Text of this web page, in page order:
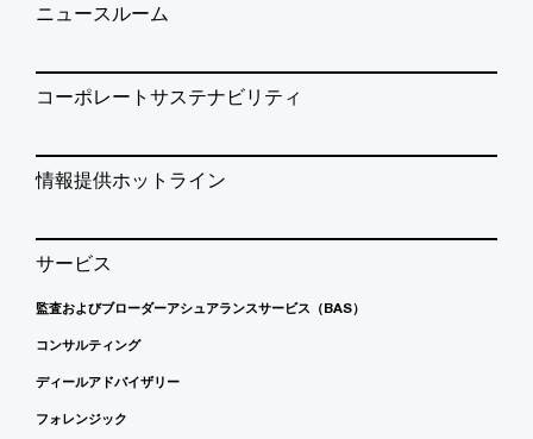
ニュースルーム
コーポレートサステナビリティ
情報提供ホットライン
サービス
監査およびブローダーアシュアランスサービス（BAS）
コンサルティング
ディールアドバイザリー
フォレンジック